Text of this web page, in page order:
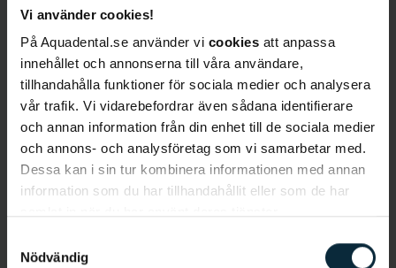
Vi använder cookies!
På Aquadental.se använder vi cookies att anpassa
innehållet och annonserna till våra användare,
tillhandahålla funktioner för sociala medier och analysera
vår trafik. Vi vidarebefordrar även sådana identifierare
och annan information från din enhet till de sociala medier
och annons- och analysföretag som vi samarbetar med.
Dessa kan i sin tur kombinera informationen med annan
information som du har tillhandahållit eller som de har
Nödvändig
Tandhygienist